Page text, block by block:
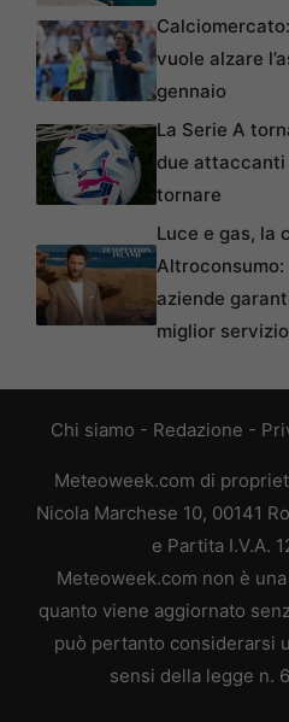
vuole alzare
gennaio
La Serie A
due attaccanti
tornare
Luce e gas, la
Altroconsumo:
aziende
miglior servizio
Chi siamo - Redazione -
Meteoweek.com di
Nicola Marchese 10, 00141
e Partita I.V.A.
Meteoweek.com non è
quanto viene aggiornato
può pertanto considerarsi
sensi della legge n.